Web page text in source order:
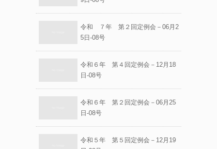
令和 ７年 第２回定例会－06月2
5日-08号
令和６年 第４回定例会－12月18
日-08号
令和６年 第２回定例会－06月25
日-08号
令和５年 第５回定例会－12月19